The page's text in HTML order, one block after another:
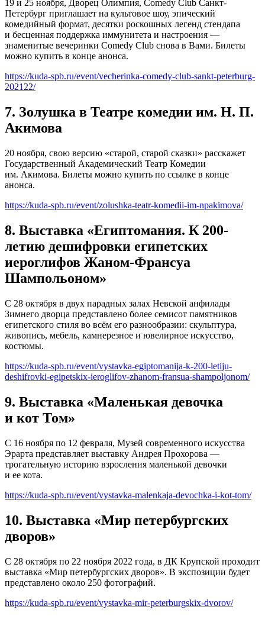
19 и 25 ноября, Дворец Олимпия, Comedy Club Санкт-
Петербург приглашает на культовое шоу, эпический
комедийный формат, десятки роскошных легенд стендапа
и бесценная поддержка иммунитета и настроения —
знаменитые вечеринки Comedy Club снова в Вами. Билеты
можно купить в конце анонса.
https://kuda-spb.ru/event/vecherinka-comedy-club-sankt-peterburg-
202122/
7. Золушка в Театре комедии им. Н. П.
Акимова
20 ноября, свою версию «старой, старой сказки» расскажет
Государственный Академический Театр Комедии
им. Акимова. Билеты можно купить по ссылке в конце
анонса.
https://kuda-spb.ru/event/zolushka-teatr-komedii-im-npakimova/
8. Выставка «Египтомания. К 200-
летию дешифровки египетских
иероглифов Жаном-Франсуа
Шампольоном»
С 28 октября в двух парадных залах Невской анфилады
Зимнего дворца представлено более семисот памятников
египетского стиля во всём его разнообразии: скульптура,
живопись, мебель, камнерезное и ювелирное искусство,
костюмы.
https://kuda-spb.ru/event/vystavka-egiptomanija-k-200-letiju-
deshifrovki-egipetskix-ieroglifov-zhanom-fransua-shampoljonom/
9. Выставка «Маленькая девочка
и кот Том»
С 16 ноября по 12 февраля, Музей современного искусства
Эрарта представляет выставку Андрея Прохорова —
трогательную историю взросления маленькой девочки
и ее кота.
https://kuda-spb.ru/event/vystavka-malenkaja-devochka-i-kot-tom/
10. Выставка «Мир петербургских
дворов»
С 28 октября по 22 ноября 2022 года, в ДК Крупской проходит
выставка «Мир петербургских дворов». В экспозиции будет
представлено около 250 фотографий.
https://kuda-spb.ru/event/vystavka-mir-peterburgskix-dvorov/